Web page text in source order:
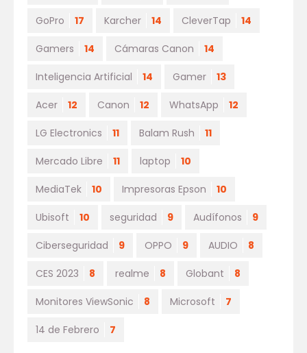
GoPro 17 Karcher 14 CleverTap 14
Gamers 14 Cámaras Canon 14
Inteligencia Artificial 14 Gamer 13
Acer 12 Canon 12 WhatsApp 12
LG Electronics 11 Balam Rush 11
Mercado Libre 11 laptop 10
MediaTek 10 Impresoras Epson 10
Ubisoft 10 seguridad 9 Audífonos 9
Ciberseguridad 9 OPPO 9 AUDIO 8
CES 2023 8 realme 8 Globant 8
Monitores ViewSonic 8 Microsoft 7
14 de Febrero 7